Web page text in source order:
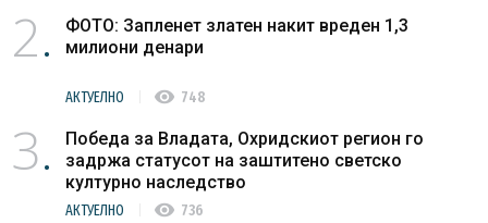
2
ФОТО: Запленет златен накит вреден 1,3
милиони денари
АКТУЕЛНО visibility 748
3
Победа за Владата, Охридскиот регион го
задржа статусот на заштитено светско
културно наследство
АКТУЕЛНО visibility 736